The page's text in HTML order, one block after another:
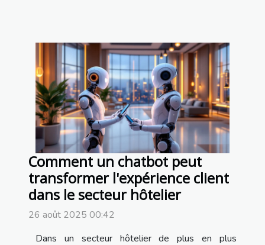
Comment un chatbot peut
transformer l'expérience client
dans le secteur hôtelier
26 août 2025 00:42
Dans un secteur hôtelier de plus en plus